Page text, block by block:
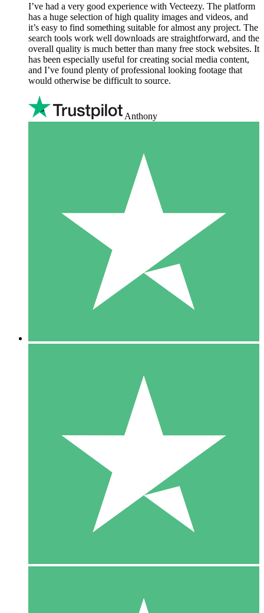
I’ve had a very good experience with Vecteezy. The platform
has a huge selection of high quality images and videos, and
it’s easy to find something suitable for almost any project. The
search tools work well downloads are straightforward, and the
overall quality is much better than many free stock websites. It
has been especially useful for creating social media content,
and I’ve found plenty of professional looking footage that
would otherwise be difficult to source.
Anthony